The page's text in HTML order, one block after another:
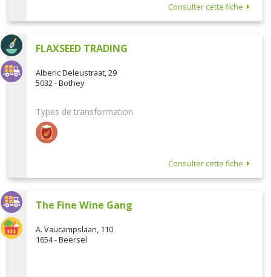
Consulter cette fiche
FLAXSEED TRADING
Alberic Deleustraat, 29
5032 - Bothey
Types de transformation
Consulter cette fiche
The Fine Wine Gang
A. Vaucampslaan, 110
1654 - Beersel